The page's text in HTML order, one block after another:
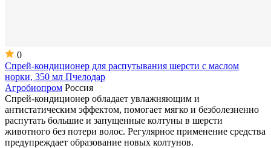
0
Спрей-кондиционер для распутывания шерсти с маслом
норки, 350 мл Пчелодар
Агробиопром Россия
Спрей-кондиционер обладает увлажняющим и
антистатическим эффектом, помогает мягко и безболезненно
распутать большие и запущенные колтуны в шерсти
животного без потери волос. Регулярное применение средства
предупреждает образование новых колтунов.